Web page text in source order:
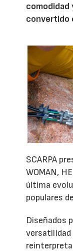
comodidad
convertido
SCARPA
WOMAN,
última
populares
Diseñados
versatilidad